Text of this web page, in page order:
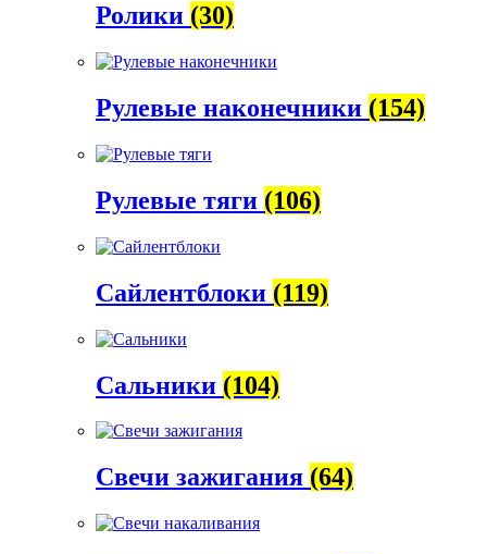
Ролики (30)
Рулевые наконечники (154)
Рулевые тяги (106)
Сайлентблоки (119)
Сальники (104)
Свечи зажигания (64)